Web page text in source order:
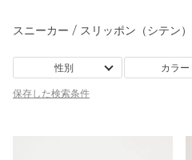
スニーカー / スリッポン（シテン）
性別 カラー
保存した検索条件